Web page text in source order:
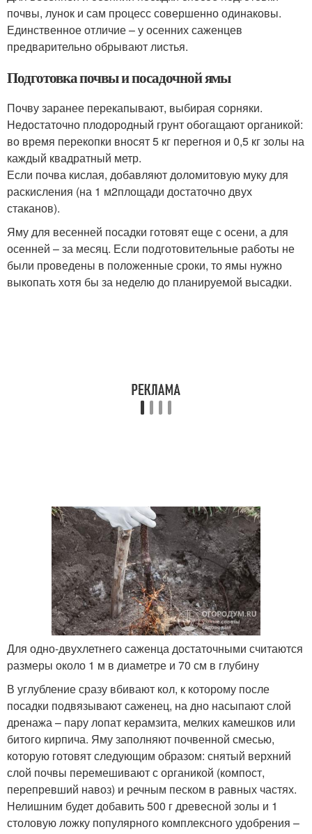
почвы, лунок и сам процесс совершенно одинаковы.
Единственное отличие – у осенних саженцев
предварительно обрывают листья.
Подготовка почвы и посадочной ямы
Почву заранее перекапывают, выбирая сорняки.
Недостаточно плодородный грунт обогащают органикой:
во время перекопки вносят 5 кг перегноя и 0,5 кг золы на
каждый квадратный метр.
Если почва кислая, добавляют доломитовую муку для
раскисления (на 1 м2площади достаточно двух
стаканов).
Яму для весенней посадки готовят еще с осени, а для
осенней – за месяц. Если подготовительные работы не
были проведены в положенные сроки, то ямы нужно
выкопать хотя бы за неделю до планируемой высадки.
Для одно-двухлетнего саженца достаточными считаются
размеры около 1 м в диаметре и 70 см в глубину
В углубление сразу вбивают кол, к которому после
посадки подвязывают саженец, на дно насыпают слой
дренажа – пару лопат керамзита, мелких камешков или
битого кирпича. Яму заполняют почвенной смесью,
которую готовят следующим образом: снятый верхний
слой почвы перемешивают с органикой (компост,
перепревший навоз) и речным песком в равных частях.
Нелишним будет добавить 500 г древесной золы и 1
столовую ложку популярного комплексного удобрения –